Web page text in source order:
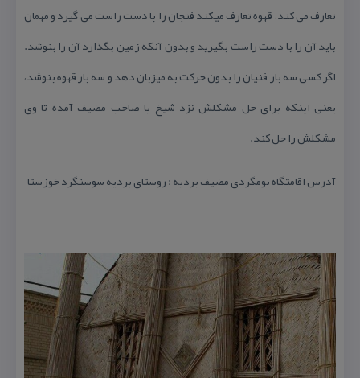
تعارف می كند، قهوه تعارف میكند فنجان را با دست راست می گیرد و مهمان
باید آن را با دست راست بگیرید و بدون آنكه زمین بگذارد آن را بنوشد.
اگر كسی سه بار فنیان را بدون حركت به میزبان دهد و سه بار قهوه بنوشد،
یعنی اینكه برای حل مشكلش نزد شیخ یا صاحب مضیف آمده تا وی
مشكلش را حل كند.
آدرس اقامتگاه بومگردی مضیف بردیه : روستای بردیه سوسنگرد خوزستا